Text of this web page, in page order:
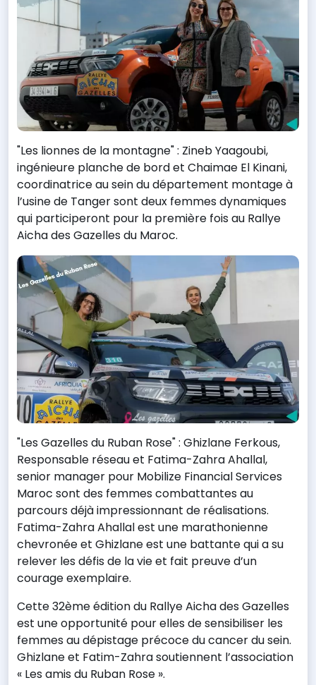
"Les lionnes de la montagne" : Zineb Yaagoubi,
ingénieure planche de bord et Chaimae El Kinani,
coordinatrice au sein du département montage à
l’usine de Tanger sont deux femmes dynamiques
qui participeront pour la première fois au Rallye
Aicha des Gazelles du Maroc.
"Les Gazelles du Ruban Rose" : Ghizlane Ferkous,
Responsable réseau et Fatima-Zahra Ahallal,
senior manager pour Mobilize Financial Services
Maroc sont des femmes combattantes au
parcours déjà impressionnant de réalisations.
Fatima-Zahra Ahallal est une marathonienne
chevronée et Ghizlane est une battante qui a su
relever les défis de la vie et fait preuve d’un
courage exemplaire.
Cette 32ème édition du Rallye Aicha des Gazelles
est une opportunité pour elles de sensibiliser les
femmes au dépistage précoce du cancer du sein.
Ghizlane et Fatim-Zahra soutiennent l’association
« Les amis du Ruban Rose ».